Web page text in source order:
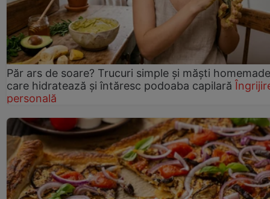
Păr ars de soare? Trucuri simple și măști homemade
care hidratează și întăresc podoaba capilară
personală